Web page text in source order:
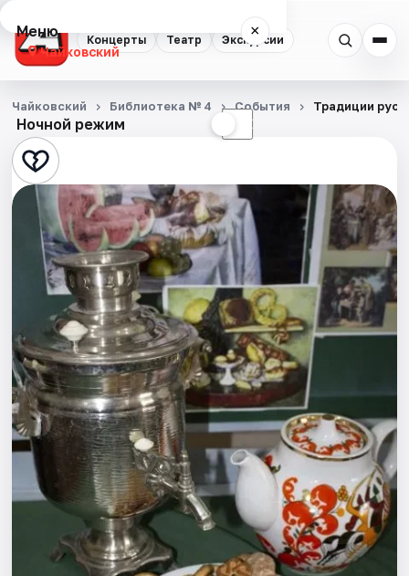
Концерты Театр Экскурсии
Меню ×
Чайковский
Концерты
Театр
Экскурсии
События
Города
Площадки
Артисты
Рейтинги
Ночной режим ☾
Чайковский Библиотека № 4 События Традиции